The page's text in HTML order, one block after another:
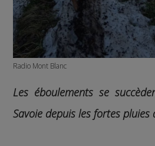
Radio Mont Blanc
Les éboulements se
Savoie depuis les fortes pluies